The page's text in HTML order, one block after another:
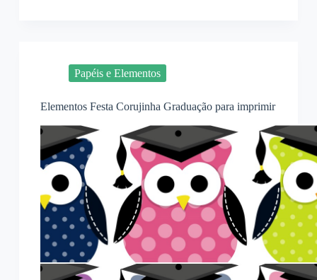
Papéis e Elementos
Elementos Festa Corujinha Graduação para imprimir